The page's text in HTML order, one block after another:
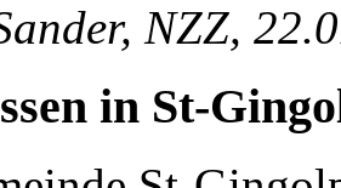
NZZ,
in St-